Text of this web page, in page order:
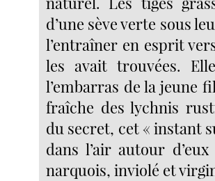
d’une sève verte sous
l’entraîner en esprit
les avait trouvées.
l’embarras de la jeune
fraîche des lychnis
du secret, cet « instant
dans l’air autour
narquois, inviolé et